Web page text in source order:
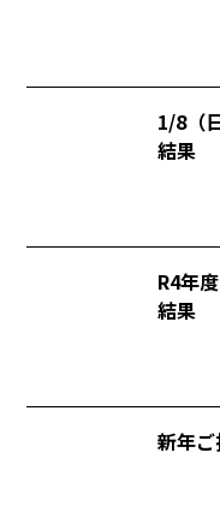
1/8（
結果
R4年
結果
新年ご